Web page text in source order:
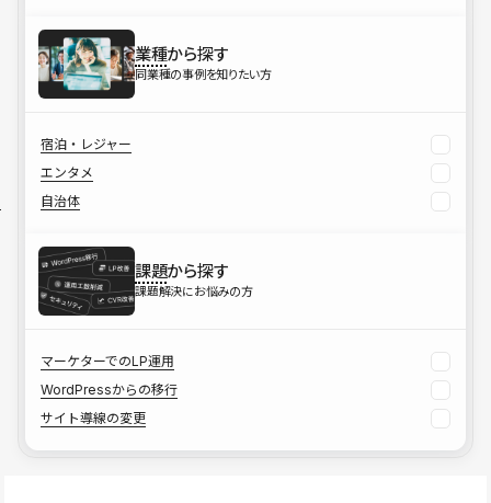
業種から探す
同業種の事例を知りたい方
宿泊・レジャー
エンタメ
自治体
課題から探す
課題解決にお悩みの方
マーケターでのLP運用
WordPressからの移行
サイト導線の変更